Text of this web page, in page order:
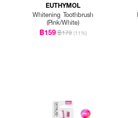
EUTHYMOL
Whitening Toothbrush
(Pink/White)
฿159฿179 (11%)